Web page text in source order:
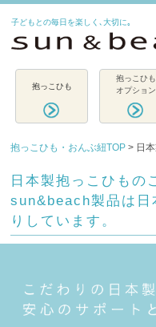
子どもとの毎日を楽しく､大切に｡
抱っこひも
抱っこひも
オプション
抱っこひも・おんぶ紐TOP > 日
日本製抱っこひもの
sun&beach製品は日
りしています。